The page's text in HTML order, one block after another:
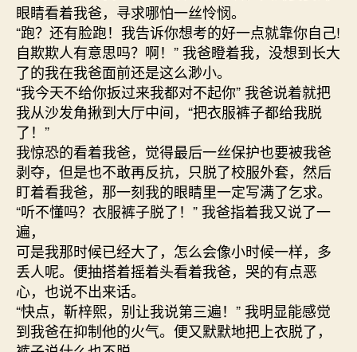
眼睛看着我爸，寻求哪怕一丝怜悯。
“跑？还有脸跑！我告诉你想考的好一点就靠你自己!
自欺欺人有意思吗？啊！” 我爸瞪着我，没想到长大
了的我在我爸面前还是这么渺小。
“我今天不给你扳过来我都对不起你” 我爸说着就把
我从沙发角揪到大厅中间，“把衣服裤子都给我脱
了！”
我惊恐的看着我爸，觉得最后一丝保护也要被我爸
剥夺，但是也不敢再反抗，只脱了校服外套，然后
盯着看我爸，那一刻我的眼睛里一定写满了乞求。
“听不懂吗？衣服裤子脱了！” 我爸指着我又说了一
遍，
可是我那时候已经大了，怎么会像小时候一样，多
丢人呢。便抽搭着摇着头看着我爸，哭的有点恶
心，也说不出来话。
“快点，靳梓熙，别让我说第三遍！” 我明显能感觉
到我爸在抑制他的火气。便又默默地把上衣脱了，